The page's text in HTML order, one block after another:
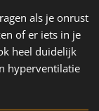
als je onrust
of er iets in je
heel duidelijk
hyperventilatie